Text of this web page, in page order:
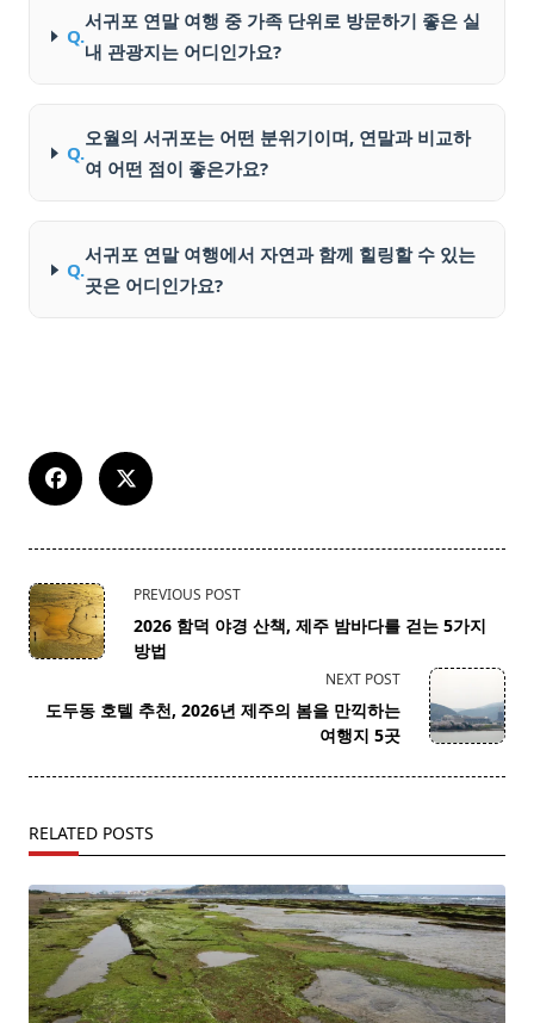
Q.
서귀포 연말 여행 중 가족 단위로 방문하기 좋은 실
내 관광지는 어디인가요?
Q.
오월의 서귀포는 어떤 분위기이며, 연말과 비교하
여 어떤 점이 좋은가요?
Q.
서귀포 연말 여행에서 자연과 함께 힐링할 수 있는
곳은 어디인가요?
<span
class="nav-
subtitle
reader-
PREVIOUS POST
2026 함덕 야경 산책, 제주 밤바다를 걷는 5가지
방법
NEXT POST
도두동 호텔 추천, 2026년 제주의 봄을 만끽하는
여행지 5곳
RELATED POSTS